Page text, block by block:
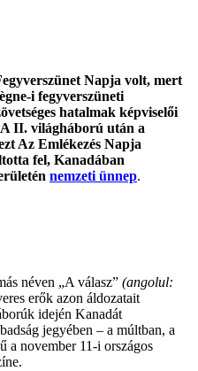
Napja volt, mert
i fegyverszüneti
hatalmak képviselői
II. világháború után a
Az Emlékezés Napja
fel, Kanadában
nemzeti ünnep.
néven „A válasz” (angolul:
erők azon áldozatait
idején Kanadát
jegyében – a múltban, a
a november 11-i országos